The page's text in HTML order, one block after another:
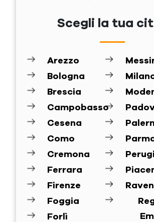
Scegli la tua
Arezzo
Bologna
Brescia
Campobasso
Cesena
Como
Cremona
Ferrara
Firenze
Foggia
Forlì